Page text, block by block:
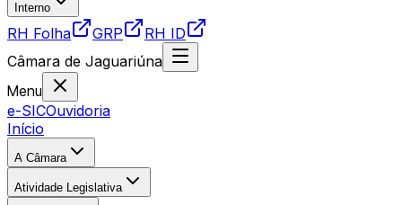
Interno
RH Folha GRP
RH ID
Câmara de Jaguariúna
Menu
e-SICOuvidoria
Início
A Câmara
Atividade Legislativa